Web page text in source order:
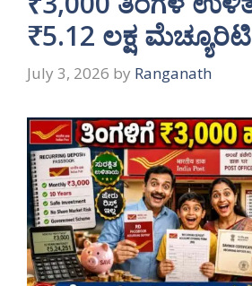
₹5.12 ಲಕ್ಷ
July 3, 2026 by Ranganath